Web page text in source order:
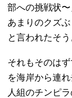
部への挑戦状
あまりのクズ
と言われたそう
それもそのは
を海岸から連
人組のチンピ